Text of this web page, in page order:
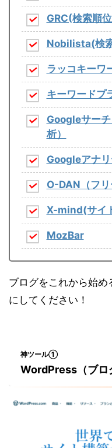
GRC(検索順
Nobilista(検
ラッコキーワ
キーワードプ
Googleサー
析）
Googleアナリ
O-DAN（フリ
X-mind(サイ
MozBar
ブログをこれから始
にしてください！
神ツール①
WordPress（ブロ